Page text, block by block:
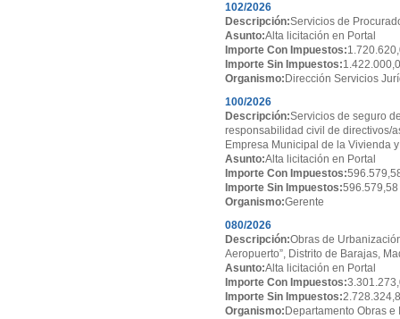
102/2026
Descripción:Servicios de
Asunto:Alta licitación en Portal
Importe Con Impuestos:
Importe Sin Impuestos:
Organismo: Dirección Servicios
100/2026
Descripción:Servicios de seguro
responsabilidad civil de directivos/
Empresa Municipal de la Vivienda
Asunto:Alta licitación en Portal
Importe Con Impuestos:
Importe Sin Impuestos:596.579,58
Organismo:Gerente
080/2026
Descripción:Obras de
Aeropuerto”, Distrito de Barajas,
Asunto:Alta licitación en Portal
Importe Con Impuestos:
Importe Sin Impuestos:
Organismo: Departamento Obras e